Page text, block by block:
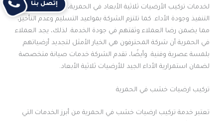
لخدمات تركيب الأرضيات ثلاثية الأبعاد في الحمرية، مع ضمان سرعة
التنفيذ وجودة الأداء. كما تلتزم الشركة بمواعيد التسليم وعدم التأخير،
مما يضمن رضا العملاء وثقتهم في جودة الخدمة. لذلك، يجد العملاء
في الحمرية أن شركة المحترفون هي الخيار الأمثل لتجديد أرضياتهم
بلمسة عصرية وفنية. وأيضًا، تقدم الشركة خدمات صيانة متخصصة
لضمان استمرارية الأداء الجيد للأرضيات ثلاثية الأبعاد.
تركيب ارضيات خشب في الحمرية
تعتبر خدمة تركيب ارضيات خشب في الحمرية من أبرز الخدمات التي
إتصل بنا